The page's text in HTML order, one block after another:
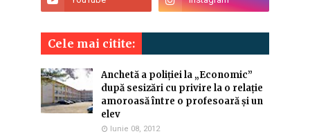
Cele mai citite:
Anchetă a poliției la „Economic”
după sesizări cu privire la o relație
amoroasă între o profesoară și un
elev
Iunie 08, 2012